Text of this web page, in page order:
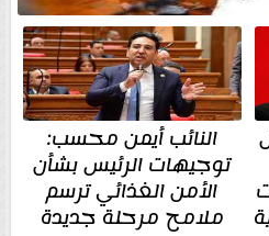
النائب أيمن محسب:
توجيهات الرئيس بشأن
الأمن الغذائي ترسم
ملامح مرحلة جديدة